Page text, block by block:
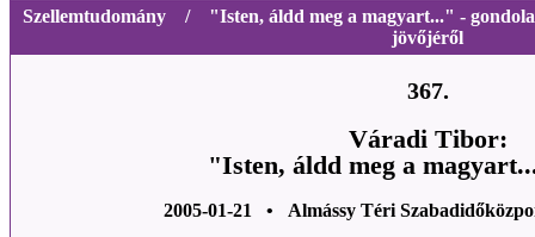
Szellemtudomány / "Isten, áldd meg a magyart..." -
jövőjéről
367.
Váradi Tibor:
"Isten, áldd meg a
2005-01-21 • Almássy Téri